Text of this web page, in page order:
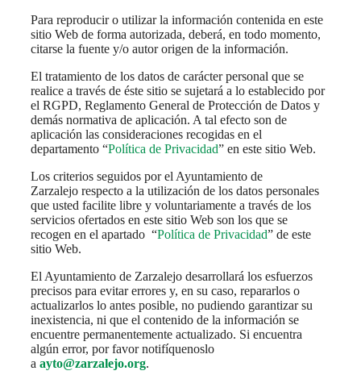
Para reproducir o utilizar la información contenida en este
sitio Web de forma autorizada, deberá, en todo momento,
citarse la fuente y/o autor origen de la información.
El tratamiento de los datos de carácter personal que se
realice a través de éste sitio se sujetará a lo establecido por
el RGPD, Reglamento General de Protección de Datos y
demás normativa de aplicación. A tal efecto son de
aplicación las consideraciones recogidas en el
departamento “Política de Privacidad” en este sitio Web.
Los criterios seguidos por el Ayuntamiento de
Zarzalejo respecto a la utilización de los datos personales
que usted facilite libre y voluntariamente a través de los
servicios ofertados en este sitio Web son los que se
recogen en el apartado “Política de Privacidad” de este
sitio Web.
El Ayuntamiento de Zarzalejo desarrollará los esfuerzos
precisos para evitar errores y, en su caso, repararlos o
actualizarlos lo antes posible, no pudiendo garantizar su
inexistencia, ni que el contenido de la información se
encuentre permanentemente actualizado. Si encuentra
algún error, por favor notifíquenoslo
a ayto@zarzalejo.org.